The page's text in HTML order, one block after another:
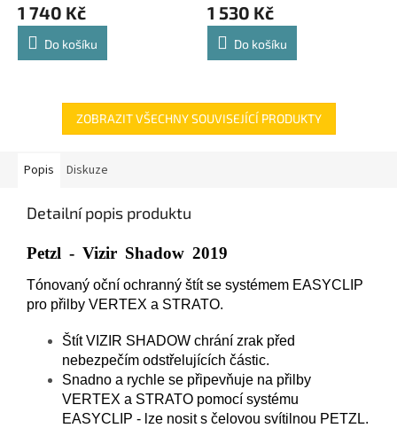
1 740 Kč
Do košíku
1 530 Kč
Do košíku
ZOBRAZIT VŠECHNY SOUVISEJÍCÍ PRODUKTY
Popis Diskuze
Detailní popis produktu
Petzl - Vizir Shadow 2019
Tónovaný oční ochranný štít se systémem EASYCLIP
pro přilby VERTEX a STRATO.
Štít VIZIR SHADOW chrání zrak před
nebezpečím odstřelujících částic.
Snadno a rychle se připevňuje na přilby
VERTEX a STRATO pomocí systému
EASYCLIP - lze nosit s čelovou svítilnou PETZL.